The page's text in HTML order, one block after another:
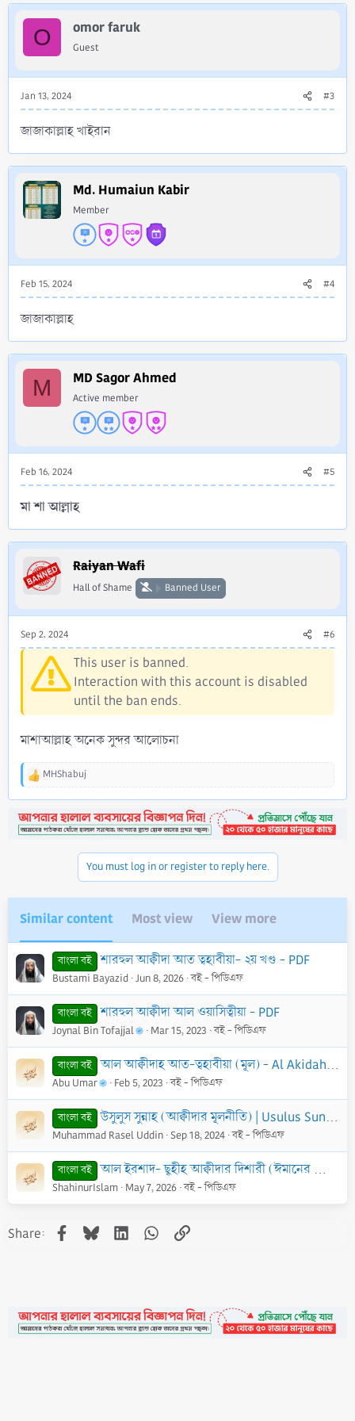
O omor faruk
Guest
Jan 13, 2024 #3
জাজাকাল্লাহ খাইরান
Md. Humaiun Kabir
Member
Feb 15, 2024 #4
জাজাকাল্লাহ
M MD Sagor Ahmed
Active member
Feb 16, 2024 #5
মা শা আল্লাহ
Raiyan Wafi
Hall of Shame Banned User
Sep 2, 2024 #6
This user is banned.
Interaction with this account is disabled
until the ban ends.
মাশাআল্লাহ অনেক সুন্দর আলোচনা
R
c
t
s
MHShabuj
You must log in or register to reply here.
Similar content Most view View more
বাংলা বই শারহুল আক্বীদা আত ত্বহাবীয়া- ২য় খণ্ড - PDF
Bustami Bayazid Jun 8, 2026 বই - পিডিএফ
বাংলা বই শারহুল আক্বীদা আল ওয়াসিত্বীয়া - PDF
Joynal Bin Tofajjal Mar 15, 2023 বই - পিডিএফ
বাংলা বই আল আক্বীদাহ আত-ত্বহাবীয়া (মূল) - Al Akidah At Tohabiyah - PDF
Abu Umar Feb 5, 2023 বই - পিডিএফ
বাংলা বই উসুলুস সুন্নাহ (আক্বীদার মূলনীতি) | Usulus Sunnah - PDF
Muhammad Rasel Uddin Sep 18, 2024 বই - পিডিএফ
বাংলা বই আল ইরশাদ- ছ্বহীহ আক্বীদার দিশারী (ঈমানের ব্যাখ্যা) - Al Irshad-Sahih Akidar Dishari - PDF
ShahinurIslam May 7, 2026 বই - পিডিএফ
Share: Facebook
BlueskyLinkedInWhatsApp
Link